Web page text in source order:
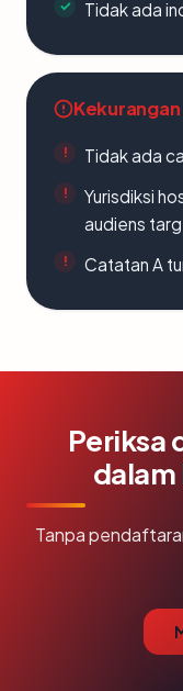
Tidak ada
Kekurangan
Tidak ada
Yurisdiksi
audiens
Catatan A
Periksa
Tanpa